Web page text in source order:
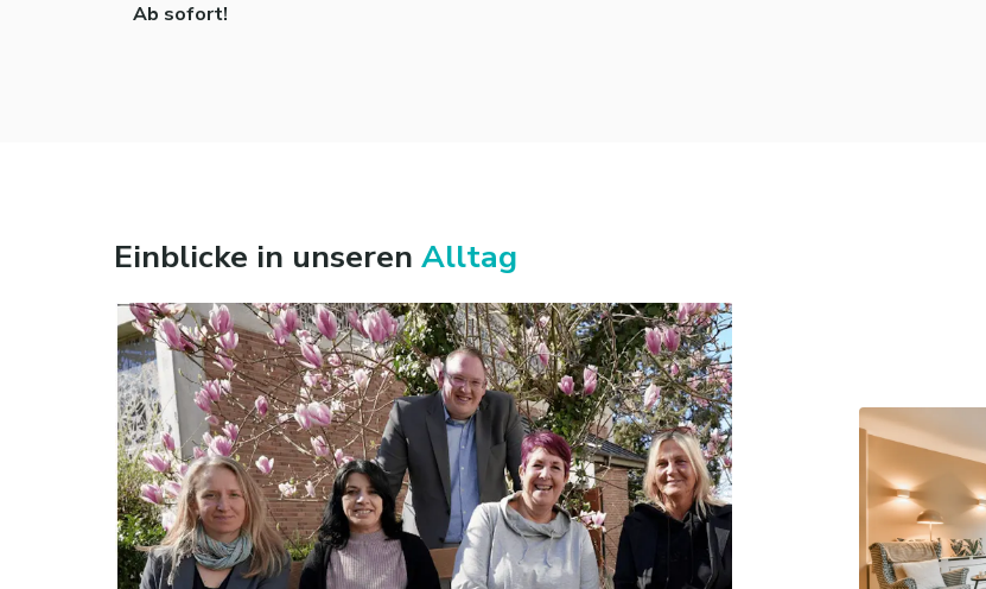
Ab sofort!
Einblicke in unseren Alltag